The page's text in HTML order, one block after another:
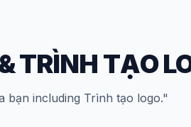
TRÌNH TẠO
bạn including Trình tạo logo."